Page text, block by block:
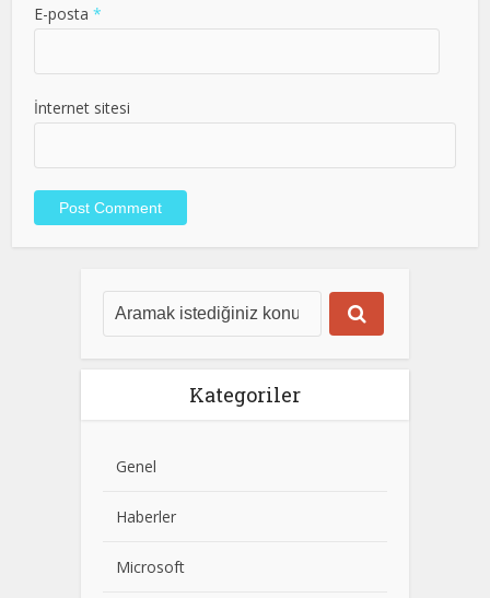
E-posta*
İnternet sitesi
Kategoriler
Genel
Haberler
Microsoft